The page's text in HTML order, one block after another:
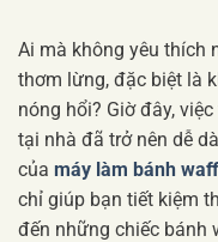
Ai mà không yêu thích
thơm lừng, đặc biệt là
nóng hổi? Giờ đây,
tại nhà đã trở nên dễ
của máy làm bánh
chỉ giúp bạn tiết kiệm
đến những chiếc bánh